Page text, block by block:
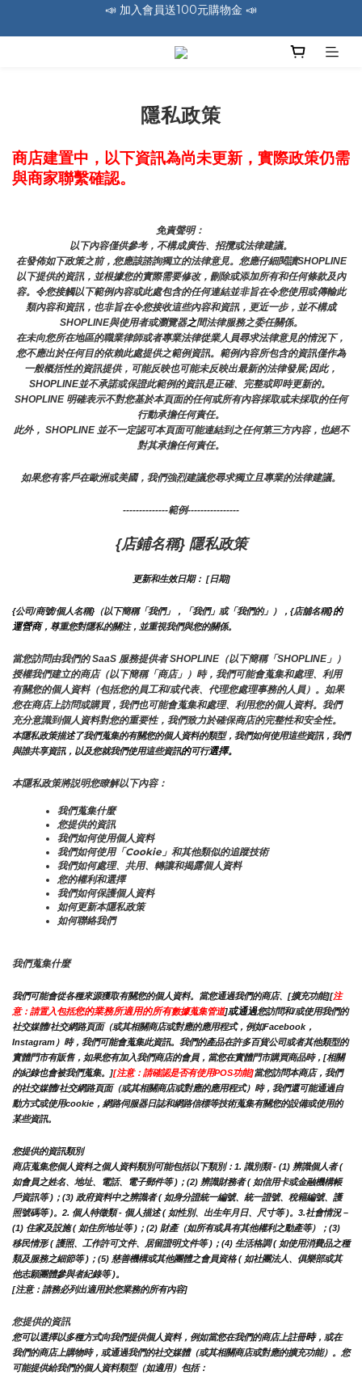
🚛 全館消費滿1200免運費 🚛
🚛 全館消費滿1200免運費 🚛
📣 加入會員送100元購物金 📣
隱私政策
商店建置中，以下資訊為尚未更新，實際政策仍需
與商家聯繫確認。
免責聲明：
以下內容僅供參考，不構成廣告、招攬或法律建議。
在發佈如下政策之前，您應該諮詢獨立的法律意見。您應仔細閱讀SHOPLINE
以下提供的資訊，並根據您的實際需要修改，刪除或添加所有和任何條款及內
容。令您接觸以下範例內容或此處包含的任何連結並非旨在令您使用或傳輸此
類內容和資訊，也非旨在令您接收這些內容和資訊，更近一步，並不構成
SHOPLINE與使用者或瀏覽器之間法律服務之委任關係。
在未向您所在地區的職業律師或者專業法律從業人員尋求法律意見的情況下，
您不應出於任何目的依賴此處提供之範例資訊。範例內容所包含的資訊僅作為
一般概括性的資訊提供，可能反映也可能未反映出最新的法律發展;因此，
SHOPLINE並不承諾或保證此範例的資訊是正確、完整或即時更新的。
SHOPLINE 明確表示不對您基於本頁面的任何或所有內容採取或未採取的任何
行動承擔任何責任。
此外， SHOPLINE 並不一定認可本頁面可能連結到之任何第三方內容，也絕不
對其承擔任何責任。
如果您有客戶在歐洲或美國，我們強烈建議您尋求獨立且專業的法律建議。
--------------範例----------------
{店鋪名稱} 隱私政策
更新和生效日期： [日期]
{公司/商號/個人名稱}（以下簡稱「我們」，「我們」或「我們的」），{店舖名稱}的
運營商，尊重您對隱私的關注，並重視我們與您的關係。
當您訪問由我們的 SaaS 服務提供者 SHOPLINE（以下簡稱「SHOPLINE」）
授權我們建立的商店（以下簡稱「商店」）時，我們可能會蒐集和處理、利用
有關您的個人資料（包括您的員工和/或代表、代理您處理事務的人員）。如果
您在商店上訪問或購買，我們也可能會蒐集和處理、利用您的個人資料。我們
充分意識到個人資料對您的重要性，我們致力於確保商店的完整性和安全性。
本隱私政策描述了我們蒐集的有關您的個人資料的類型，我們如何使用這些資訊，我們
與誰共享資訊，以及您就我們使用這些資訊的可行選擇。
本隱私政策將説明您瞭解以下內容：
我們蒐集什麼
您提供的資訊
我們如何使用個人資料
我們如何使用「Cookie」和其他類似的追蹤技術
我們如何處理、共用、轉讓和揭露個人資料
您的權利和選擇
我們如何保護個人資料
如何更新本隱私政策
如何聯絡我們
我們蒐集什麼
我們可能會從各種來源獲取有關您的個人資料。當您通過我們的商店、[擴充功能][注
意：請置入包括您的業務所適用的所有數據蒐集管道]或通過您訪問和/或使用我們的
社交媒體/社交網路頁面（或其相關商店或對應的應用程式，例如Facebook，
Instagram）時，我們可能會蒐集此資訊。我們的產品在許多百貨公司或者其他類型的
實體門市有販售，如果您有加入我們商店的會員，當您在實體門市購買商品時，[相關
的紀錄也會被我們蒐集。][注意：請確認是否有使用POS功能]當您訪問本商店，我們
的社交媒體/社交網路頁面（或其相關商店或對應的應用程式）時，我們還可能通過自
動方式或使用cookie，網路伺服器日誌和網路信標等技術蒐集有關您的設備或使用的
某些資訊。
您提供的資訊類別
商店蒐集您個人資料之個人資料類別可能包括以下類別：1. 識別類 - (1) 辨識個人者 (
如會員之姓名、地址、電話、電子郵件等 )；(2) 辨識財務者 ( 如信用卡或金融機構帳
戶資訊等 )；(3) 政府資料中之辨識者 ( 如身分證統一編號、統一證號、稅籍編號、護
照號碼等 )。2. 個人特徵類 - 個人描述 ( 如性別、出生年月日、尺寸等 )。3.社會情況 –
(1) 住家及設施 ( 如住所地址等 )；(2) 財產（如所有或具有其他權利之動產等）；(3)
移民情形 ( 護照、工作許可文件、居留證明文件等 )；(4) 生活格調 ( 如使用消費品之種
類及服務之細節等 )；(5) 慈善機構或其他團體之會員資格 ( 如社團法人、俱樂部或其
他志願團體參與者紀錄等 )。
[注意：請務必列出適用於您業務的所有內容]
您提供的資訊
您可以選擇以多種方式向我們提供個人資料，例如當您在我們的商店上註冊時，或在
我們的商店上購物時，或通過我們的社交媒體（或其相關商店或對應的擴充功能）。您
可能提供給我們的個人資料類型（如適用）包括：